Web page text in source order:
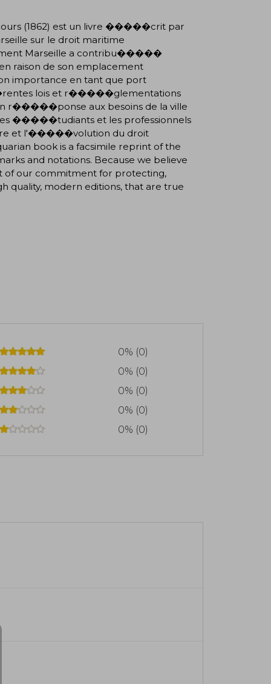
(1862) est un livre �����crit par
sur le droit maritime
Marseille a contribu�����
de son emplacement
en tant que port
lois et r�����glementations
aux besoins de la ville
�����tudiants et les professionnels
et l'�����volution du droit
book is a facsimile reprint of the
and notations. Because we believe
of our commitment for protecting,
quality, modern editions, that are true
0% (0)
0% (0)
0% (0)
0% (0)
0% (0)